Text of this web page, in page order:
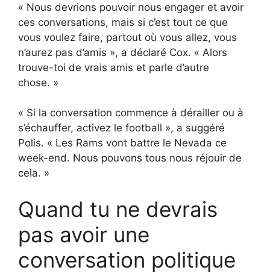
« Nous devrions pouvoir nous engager et avoir
ces conversations, mais si c’est tout ce que
vous voulez faire, partout où vous allez, vous
n’aurez pas d’amis », a déclaré Cox. « Alors
trouve-toi de vrais amis et parle d’autre
chose. »
« Si la conversation commence à dérailler ou à
s’échauffer, activez le football », a suggéré
Polis. « Les Rams vont battre le Nevada ce
week-end. Nous pouvons tous nous réjouir de
cela. »
Quand tu ne devrais
pas avoir une
conversation politique